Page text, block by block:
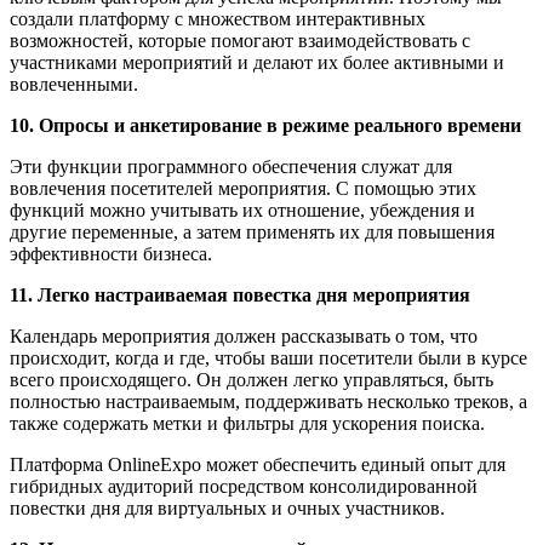
создали платформу с множеством интерактивных
возможностей, которые помогают взаимодействовать с
участниками мероприятий и делают их более активными и
вовлеченными.
10. Опросы и анкетирование в режиме реального времени
Эти функции программного обеспечения служат для
вовлечения посетителей мероприятия. С помощью этих
функций можно учитывать их отношение, убеждения и
другие переменные, а затем применять их для повышения
эффективности бизнеса.
11. Легко настраиваемая повестка дня мероприятия
Календарь мероприятия должен рассказывать о том, что
происходит, когда и где, чтобы ваши посетители были в курсе
всего происходящего. Он должен легко управляться, быть
полностью настраиваемым, поддерживать несколько треков, а
также содержать метки и фильтры для ускорения поиска.
Платформа OnlineExpo может обеспечить единый опыт для
гибридных аудиторий посредством консолидированной
повестки дня для виртуальных и очных участников.